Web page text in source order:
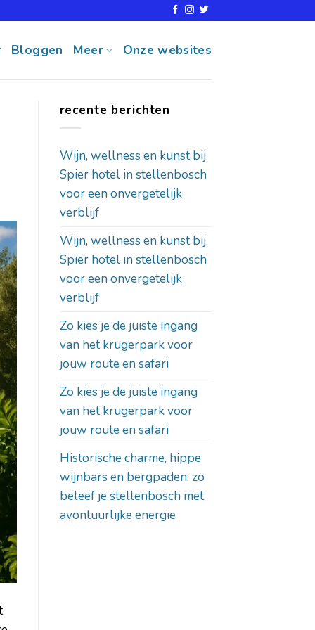
Bloggen Meer Onze websites
recente berichten
Wijn, wellness en kunst bij
Spier hotel in stellenbosch
voor een onvergetelijk
verblijf
Wijn, wellness en kunst bij
Spier hotel in stellenbosch
voor een onvergetelijk
verblijf
Zo kies je de juiste ingang
van het krugerpark voor
jouw route en safari
Zo kies je de juiste ingang
van het krugerpark voor
jouw route en safari
Historische charme, hippe
wijnbars en bergpaden: zo
beleef je stellenbosch met
avontuurlijke energie